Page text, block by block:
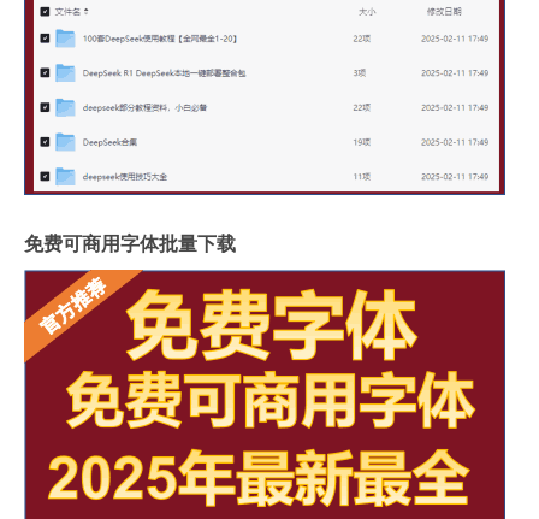
免费可商用字体批量下载